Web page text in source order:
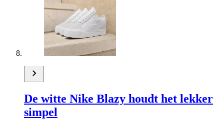
De witte Nike Blazy houdt het lekker
simpel